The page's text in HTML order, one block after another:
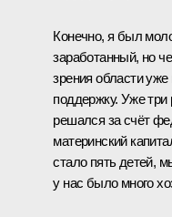
Конечно, я был
заработанный, но
зрения области
поддержку. Уже
решался за счёт
материнский
стало пять детей,
у нас было много